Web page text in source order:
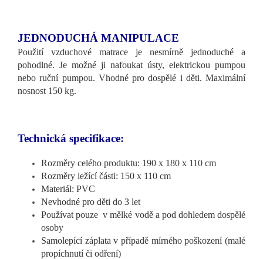
JEDNODUCHÁ MANIPULACE
Použití vzduchové matrace je nesmírně jednoduché a
pohodlné. Je možné ji nafoukat ústy, elektrickou pumpou
nebo ruční pumpou. Vhodné pro dospělé i děti. Maximální
nosnost 150 kg.
Technická specifikace:
Rozměry celého produktu: 190 x 180 x 110 cm
Rozměry ležící části: 150 x 110 cm
Materiál: PVC
Nevhodné pro děti do 3 let
Používat pouze v mělké vodě a pod dohledem dospělé
osoby
Samolepící záplata v případě mírného poškození (malé
propíchnutí či odření)